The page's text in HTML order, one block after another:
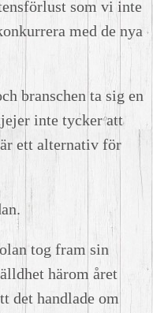
som vi inte
med de nya
branschen ta sig en
inte tycker att
ett alternativ för
tog fram sin
härom året
det handlade om